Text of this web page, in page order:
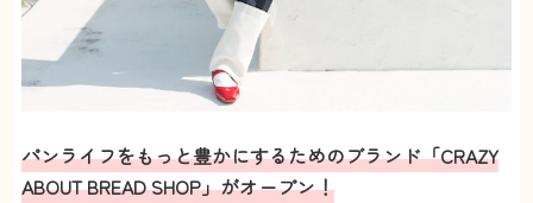
パンライフをもっと豊かにするためのブランド「CRAZY
ABOUT BREAD SHOP」がオープン！